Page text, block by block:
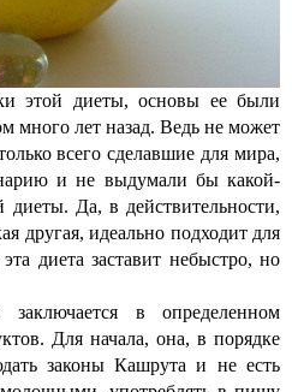
этой диеты, основы ее были
много лет назад. Ведь не может
всего сделавшие для мира,
и не выдумали бы какой-
диеты. Да, в действительности,
другая, идеально подходит для
диета заставит небыстро, но
заключается в определенном
Для начала, она, в порядке
законы Кашрута и не есть